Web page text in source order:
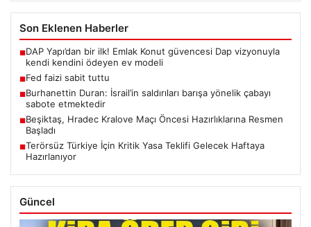
Son Eklenen Haberler
■DAP Yapı’dan bir ilk! Emlak Konut güvencesi Dap vizyonuyla
kendi kendini ödeyen ev modeli
■Fed faizi sabit tuttu
■Burhanettin Duran: İsrail’in saldırıları barışa yönelik çabayı
sabote etmektedir
■Beşiktaş, Hradec Kralove Maçı Öncesi Hazırlıklarına Resmen
Başladı
■Terörsüz Türkiye İçin Kritik Yasa Teklifi Gelecek Haftaya
Hazırlanıyor
Güncel